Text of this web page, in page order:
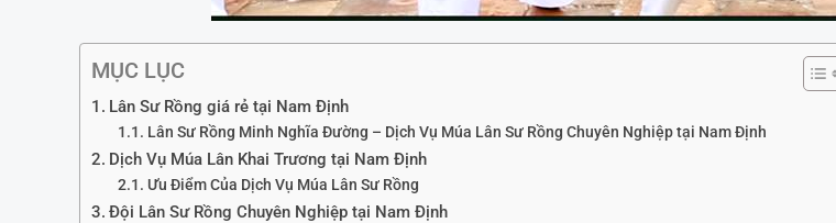
MỤC LỤC
Lân Sư Rồng giá rẻ tại Nam Định
Lân Sư Rồng Minh Nghĩa Đường – Dịch Vụ Múa Lân Sư Rồng Chuyên Nghiệp tại Nam Định
Dịch Vụ Múa Lân Khai Trương tại Nam Định
Ưu Điểm Của Dịch Vụ Múa Lân Sư Rồng
Đội Lân Sư Rồng Chuyên Nghiệp tại Nam Định